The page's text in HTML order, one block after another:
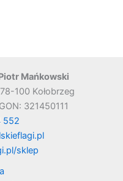
Mańkowski
100 Kołobrzeg
321450111
552
sklep